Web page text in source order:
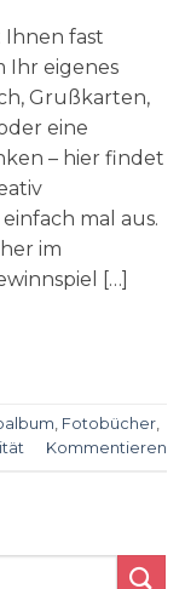
Ihnen fast
Ihr eigenes
Grußkarten,
eine
– hier findet
mal aus.
im
[…]
Fotobücher
Kommentieren